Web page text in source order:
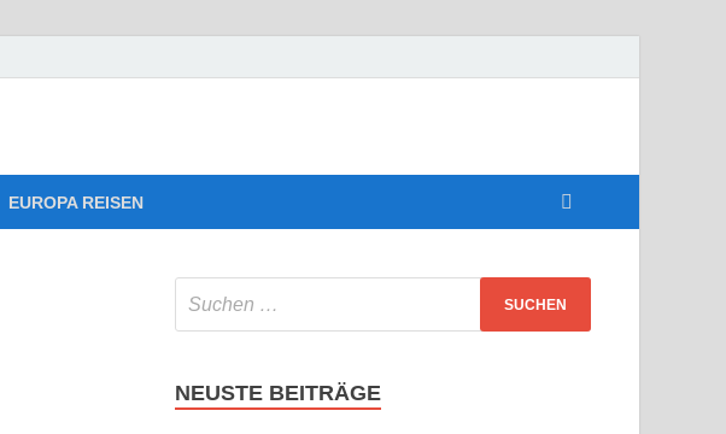
Ihre perfekte
EUROPA REISEN
NEUSTE BEITRÄGE